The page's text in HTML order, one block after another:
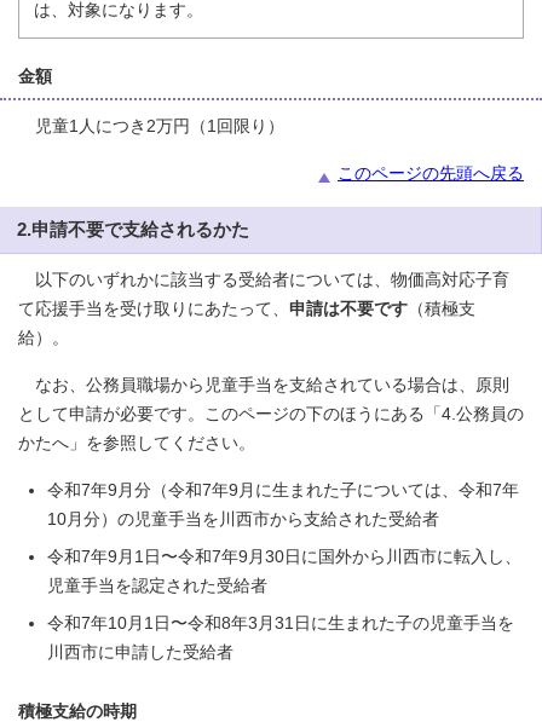
は、対象になります。
金額
児童1人につき2万円（1回限り）
このページの先頭へ戻る
2.申請不要で支給されるかた
以下のいずれかに該当する受給者については、物価高対応子育
て応援手当を受け取りにあたって、 申請は不要です （積極支
給）。
なお、公務員職場から児童手当を支給されている場合は、原則
として申請が必要です。このページの下のほうにある「4.公務員の
かたへ」を参照してください。
令和7年9月分（令和7年9月に生まれた子については、令和7年
10月分）の児童手当を川西市から支給された受給者
令和7年9月1日〜令和7年9月30日に国外から川西市に転入し、
児童手当を認定された受給者
令和7年10月1日〜令和8年3月31日に生まれた子の児童手当を
川西市に申請した受給者
積極支給の時期